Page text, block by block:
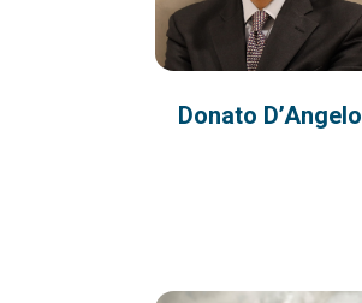
Donato D’Angelo